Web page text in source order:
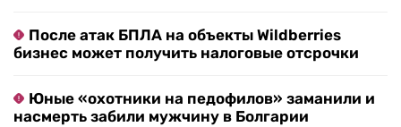
После атак БПЛА на объекты Wildberries
бизнес может получить налоговые отсрочки
Юные «охотники на педофилов» заманили и
насмерть забили мужчину в Болгарии